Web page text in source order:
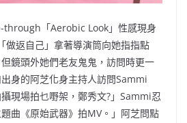
through「Aerobic Look」性感現身
返自己」 拿著導演筒向她指指點
但鏡頭外她們老友鬼鬼，訪問時更一
出身的阿芝化身主持人訪問Sammi
現場拍乜嘢架，鄭秀文?」Sammi忍
曲《原始武器》拍MV。」 阿芝問點